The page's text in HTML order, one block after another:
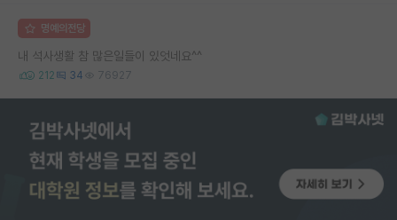
명예의전당
내 석사생활 참 많은일들이 있엇네요^^
212 34 76927